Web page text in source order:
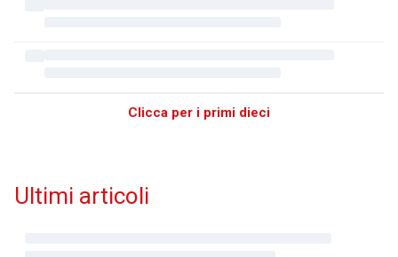
Clicca per i primi dieci
Ultimi articoli